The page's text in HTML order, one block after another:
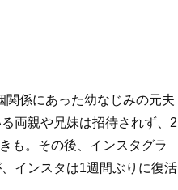
係にあった幼なじみの元夫
両親や兄妹は招待されず、2
も。その後、インスタグラ
インスタは1週間ぶりに復活